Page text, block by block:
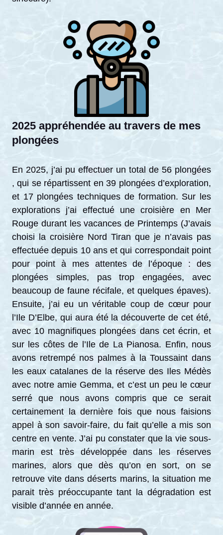
2025 appréhendée au travers de mes
plongées
En 2025, j’ai pu effectuer un total de 56 plongées
, qui se répartissent en 39 plongées d’exploration,
et 17 plongées techniques de formation. Sur les
explorations j’ai effectué une croisière en Mer
Rouge durant les vacances de Printemps (J’avais
choisi la croisière Nord Tiran que je n’avais pas
effectuée depuis 10 ans et qui correspondait point
pour point à mes attentes de l’époque : des
plongées simples, pas trop engagées, avec
beaucoup de faune récifale, et quelques épaves).
Ensuite, j’ai eu un véritable coup de cœur pour
l’Ile D’Elbe, qui aura été la découverte de cet été,
avec 10 magnifiques plongées dans cet écrin, et
sur les côtes de l’Ile de La Pianosa. Enfin, nous
avons retrempé nos palmes à la Toussaint dans
les eaux catalanes de la réserve des Iles Médès
avec notre amie Gemma, et c’est un peu le cœur
serré que nous avons compris que ce serait
certainement la dernière fois que nous faisions
appel à son savoir-faire, du fait qu’elle a mis son
centre en vente. J’ai pu constater que la vie sous-
marin est très développée dans les réserves
marines, alors que dès qu’on en sort, on se
retrouve vite dans déserts marins, la situation me
parait très préoccupante tant la dégradation est
visible d’année en année.